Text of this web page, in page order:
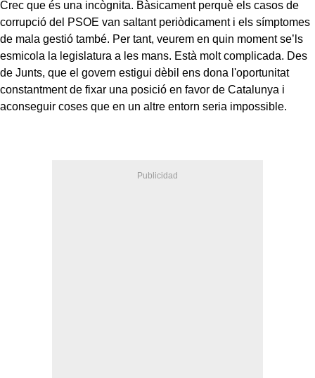
Crec que és una incògnita. Bàsicament perquè els casos de
corrupció del PSOE van saltant periòdicament i els símptomes
de mala gestió també. Per tant, veurem en quin moment se’ls
esmicola la legislatura a les mans. Està molt complicada. Des
de Junts, que el govern estigui dèbil ens dona l'oportunitat
constantment de fixar una posició en favor de Catalunya i
aconseguir coses que en un altre entorn seria impossible.